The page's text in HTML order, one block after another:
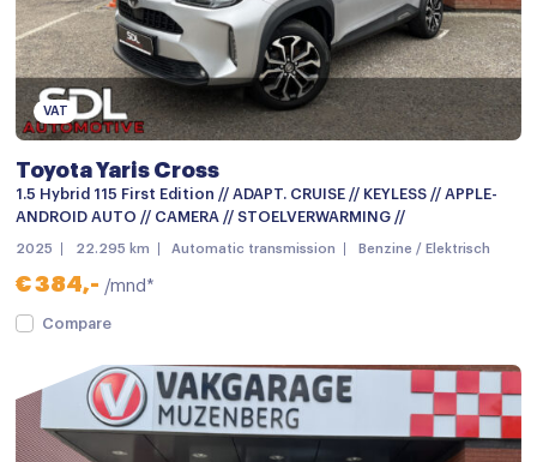
Bluetooth telefoonvoorbereiding
Bluetooth telefoonvoorbereiding
MP3 aansluiting
Multimedia systeem
Navigatie
Navigatiesysteem
Navigatiesysteem full map
Navigatie voorbereiding
Stuurwiel multifunctioneel
12Volt aansluiting
VAT
Toyota Yaris Cross
1.5 Hybrid 115 First Edition // ADAPT. CRUISE // KEYLESS // APPLE-
ANDROID AUTO // CAMERA // STOELVERWARMING //
2025 22.295 km Automatic transmission Benzine / Elektrisch
€ 384,- /mnd*
Compare